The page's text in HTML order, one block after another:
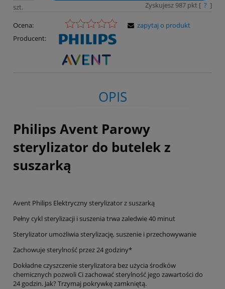
szt. Zyskujesz 987pkt [ ? ]
Ocena:
Producent:
zapytaj o produkt
OPIS
Philips Avent Parowy
sterylizator do butelek z
suszarką
Avent Philips Elektryczny sterylizator z suszarką
Pełny cykl sterylizacji i suszenia trwa zaledwie 40 minut
Sterylizator umożliwia sterylizację, suszenie i przechowywanie
Zachowuje sterylność przez 24 godziny*
Dokładne czyszczenie sterylizatora bez użycia środków
chemicznych pozwoli Ci zachować sterylność jego zawartości do
24 godzin. Jak? Trzymaj pokrywkę zamkniętą.